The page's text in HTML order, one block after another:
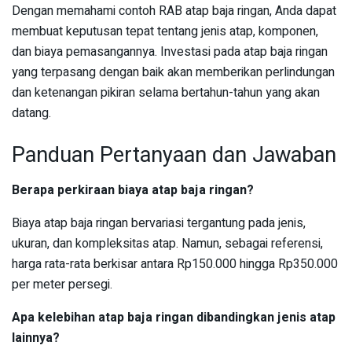
Dengan memahami contoh RAB atap baja ringan, Anda dapat
membuat keputusan tepat tentang jenis atap, komponen,
dan biaya pemasangannya. Investasi pada atap baja ringan
yang terpasang dengan baik akan memberikan perlindungan
dan ketenangan pikiran selama bertahun-tahun yang akan
datang.
Panduan Pertanyaan dan Jawaban
Berapa perkiraan biaya atap baja ringan?
Biaya atap baja ringan bervariasi tergantung pada jenis,
ukuran, dan kompleksitas atap. Namun, sebagai referensi,
harga rata-rata berkisar antara Rp150.000 hingga Rp350.000
per meter persegi.
Apa kelebihan atap baja ringan dibandingkan jenis atap
lainnya?